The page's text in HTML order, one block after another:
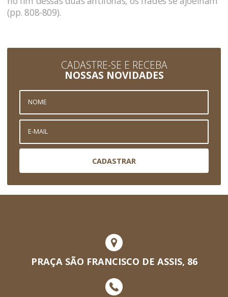
(pp. 808-809).
CADASTRE-SE E RECEBA
NOSSAS NOVIDADES
CADASTRAR
PRAÇA SÃO FRANCISCO DE ASSIS, 86